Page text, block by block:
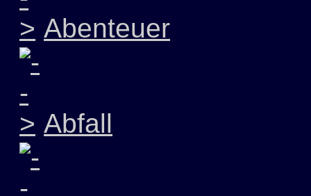
Abenteuer
Abfall